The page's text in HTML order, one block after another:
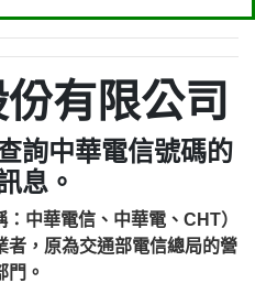
有限公司
詢中華電信號碼的
息。
中華電信、中華電、CHT）
者，原為交通部電信總局的營
門。